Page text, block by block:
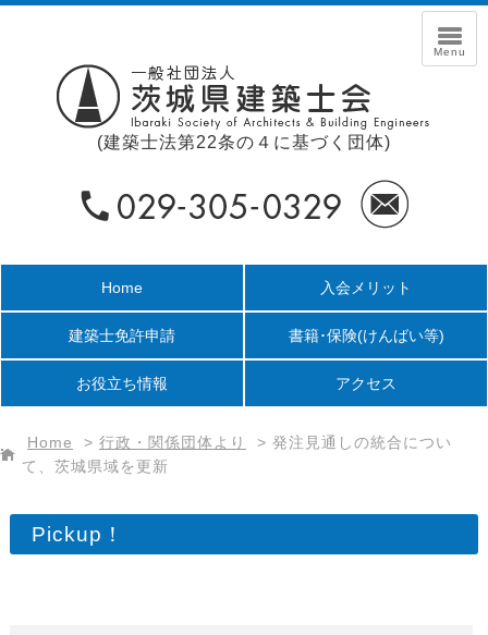
(建築士法第22条の４に基づく団体)
Home 入会メリット
建築士免許申請 書籍･保険(けんばい等)
お役立ち情報 アクセス
Home > 行政・関係団体より > 発注見通しの統合につい
て、茨城県域を更新
Pickup！